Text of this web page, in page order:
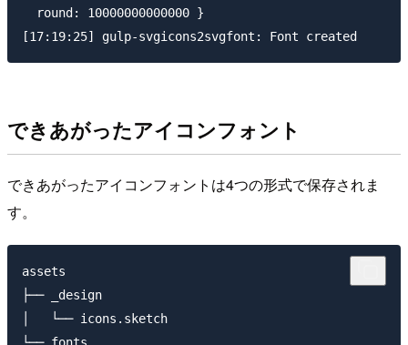
  round: 10000000000000 }
できあがったアイコンフォント
できあがったアイコンフォントは4つの形式で保存されま
す。
assets
├── _design
│   └── icons.sketch